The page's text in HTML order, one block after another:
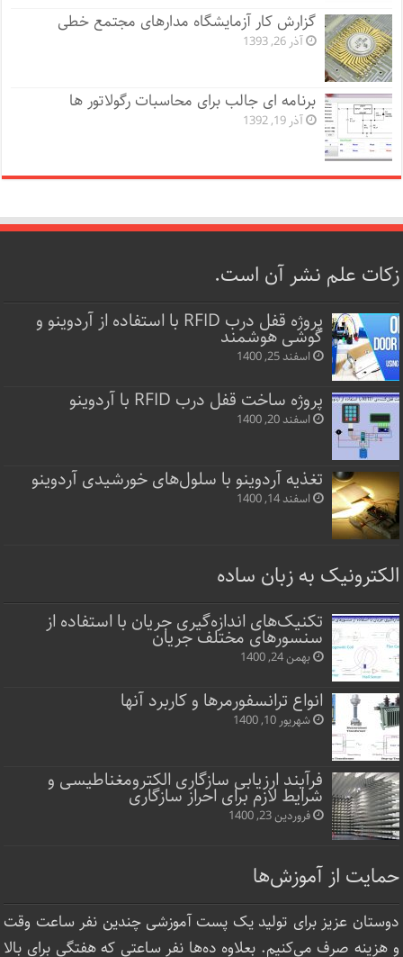
گزارش کار آزمایشگاه مدارهای مجتمع خطی
آذر 26, 1393
برنامه ای جالب برای محاسبات رگولاتور ها
آذر 19, 1392
زکات علم نشر آن است.
پروژه قفل‌ درب RFID با استفاده از آردوینو و
گوشی هوشمند
اسفند 25, 1400
پروژه ساخت قفل‌ درب RFID با آردوینو
اسفند 20, 1400
تغذیه آردوینو با سلول‌های خورشیدی آردوینو
اسفند 14, 1400
الکترونیک به زبان ساده
تکنیک‌های اندازه‌گیری جریان با استفاده از
سنسورهای مختلف جریان
بهمن 24, 1400
انواع ترانسفورمرها و کاربرد آنها
شهریور 10, 1400
فرآیند ارزیابی سازگاری الکترومغناطیسی و
شرایط لازم برای احراز سازگاری
فروردین 23, 1400
حمایت از آموزش‌ها
دوستان عزیز برای تولید یک پست آموزشی چندین نفر ساعت‌ وقت
و هزینه صرف می‌کنیم. بعلاوه ده‌ها نفر ساعتی که هفتگی برای بالا